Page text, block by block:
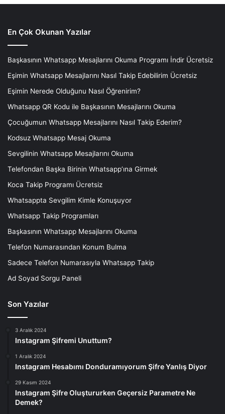
En Çok Okunan Yazılar
Başkasının Whatsapp Mesajlarını Okuma Programı İndir Ücretsiz
Eşimin Whatsapp Mesajlarını Nasıl Takip Edebilirim Ücretsiz
Eşimin Nerede Olduğunu Nasıl Öğrenirim?
Whatsapp QR Kodu ile Başkasının Mesajlarını Okuma
Çocuğumun Whatsapp Mesajlarını Nasıl Takip Ederim?
Kodsuz Whatsapp Mesaj Okuma
Sevgilinin Whatsapp Mesajlarını Okuma
Telefondan Başka Birinin Whatsapp’ına Girmek
Koca Takip Programı Ücretsiz
Whatsappta Sevgilim Kimle Konuşuyor
Whatsapp Takip Programları
Başkasının Whatsapp Mesajlarını Okuma
Telefon Numarasından Konum Bulma
Sadece Telefon Numarasıyla Whatsapp Takip
Ad Soyad Sorgu Paneli
Son Yazılar
3 Aralık 2024
Instagram Şifremi Unuttum?
1 Aralık 2024
Instagram Hesabımı Donduramıyorum Şifre Yanlış Diyor
29 Kasım 2024
Instagram Şifre Oluştururken Geçersiz Parametre Ne
Demek?